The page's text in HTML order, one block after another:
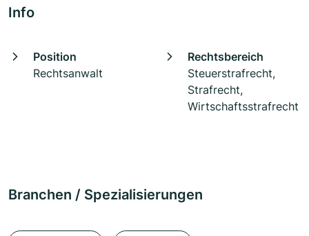
Info
Position
Rechtsanwalt
Rechtsbereich
Steuerstrafrecht,
Strafrecht,
Wirtschaftsstrafrecht
Branchen / Spezialisierungen